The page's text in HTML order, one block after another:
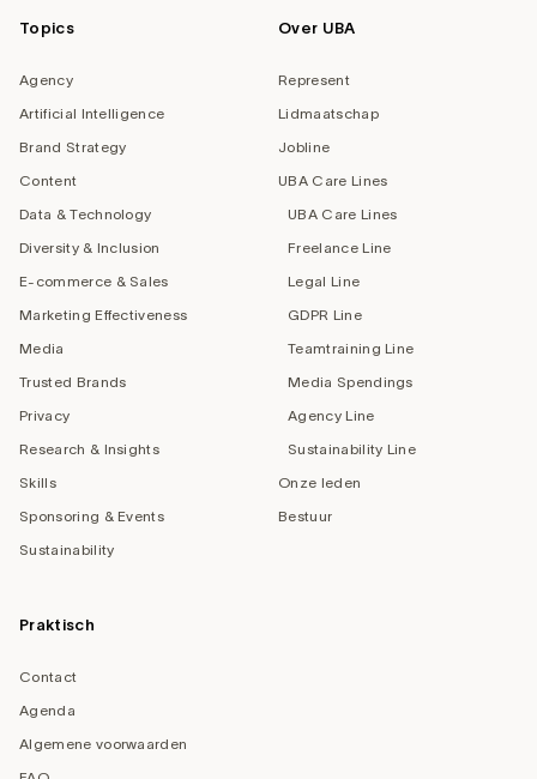
Topics
Agency
Artificial Intelligence
Brand Strategy
Content
Data & Technology
Diversity & Inclusion
E-commerce & Sales
Marketing Effectiveness
Media
Trusted Brands
Privacy
Research & Insights
Skills
Sponsoring & Events
Sustainability
Over UBA
Represent
Lidmaatschap
Jobline
UBA Care Lines
UBA Care Lines
Freelance Line
Legal Line
GDPR Line
Teamtraining Line
Media Spendings
Agency Line
Sustainability Line
Onze leden
Bestuur
Praktisch
Contact
Agenda
Algemene voorwaarden